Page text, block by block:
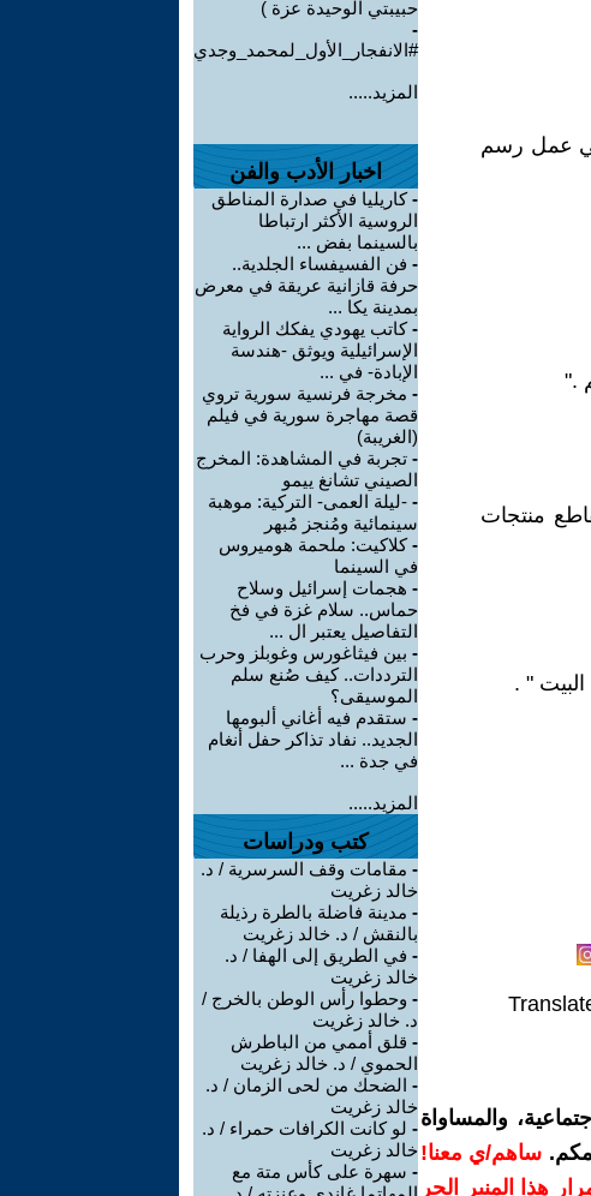
عمل رسم
."
منتجات
" .
والمساواة
ساهم/ي معنا!
هذا المنبر الحر
حبيبتي الوحيدة عزة )
-
#الانفجار_الأول_لمحمد_وجدي
المزيد.....
اخبار الأدب والفن
-كاريليا في صدارة المناطق
الروسية الأكثر ارتباطا
بالسينما بفض ...
- فن الفسيفساء الجلدية..
حرفة قازانية عريقة في معرض
بمدينة يكا ...
-كاتب يهودي يفكك الرواية
الإسرائيلية ويوثق -هندسة
الإبادة- في ...
- مخرجة فرنسية سورية تروي
قصة مهاجرة سورية في فيلم
(الغريبة)
- تجربة في المشاهدة: المخرج
الصيني تشانغ ييمو
- -ليلة العمى- التركية: موهبة
سينمائية ومُنجز مُبهر
-كلاكيت: ملحمة هوميروس
في السينما
- هجمات إسرائيل وسلاح
حماس.. سلام غزة في فخ
التفاصيل يعتبر ال ...
- بين فيثاغورس وغوبلز وحرب
الترددات.. كيف صُنع سلم
الموسيقى؟
- ستقدم فيه أغاني ألبومها
الجديد.. نفاد تذاكر حفل أنغام
في جدة ...
المزيد.....
كتب ودراسات
- مقامات وقف السرسرية / د.
خالد زغريت
- مدينة فاضلة بالطرة رذيلة
بالنقش / د. خالد زغريت
- في الطريق إلى الهفا / د.
خالد زغريت
- وحطوا رأس الوطن بالخرج /
د. خالد زغريت
- قلق أممي من الباطرش
الحموي / د. خالد زغريت
- الضحك من لحى الزمان / د.
خالد زغريت
- لو كانت الكرافات حمراء / د.
خالد زغريت
- سهرة على كأس متة مع